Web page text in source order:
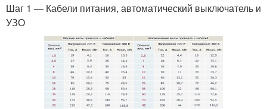
Шаг 1 — Кабели питания, автоматический выключатель и
УЗО